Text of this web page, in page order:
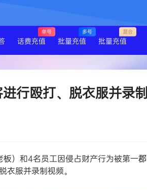
话费充值
单号
批量充值
多号
批量充值
混合
行殴打、脱衣服并录制
）和4名员工因侵占财产行为被第一
衣服并录制视频。